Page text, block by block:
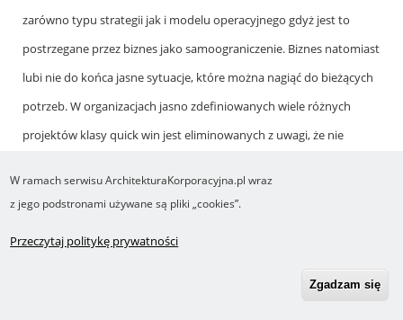
zarówno typu strategii jak i modelu operacyjnego gdyż jest to
postrzegane przez biznes jako samoograniczenie. Biznes natomiast
lubi nie do końca jasne sytuacje, które można nagiąć do bieżących
potrzeb. W organizacjach jasno zdefiniowanych wiele różnych
projektów klasy quick win jest eliminowanych z uwagi, że nie
W ramach serwisu ArchitekturaKorporacyjna.pl wraz
z jego podstronami używane są pliki „cookies”.
Przeczytaj politykę prywatności
Zgadzam się